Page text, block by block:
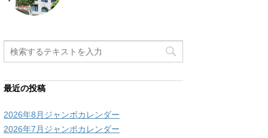
最近の投稿
2026年8月ジャンボカレンダー
2026年7月ジャンボカレンダー